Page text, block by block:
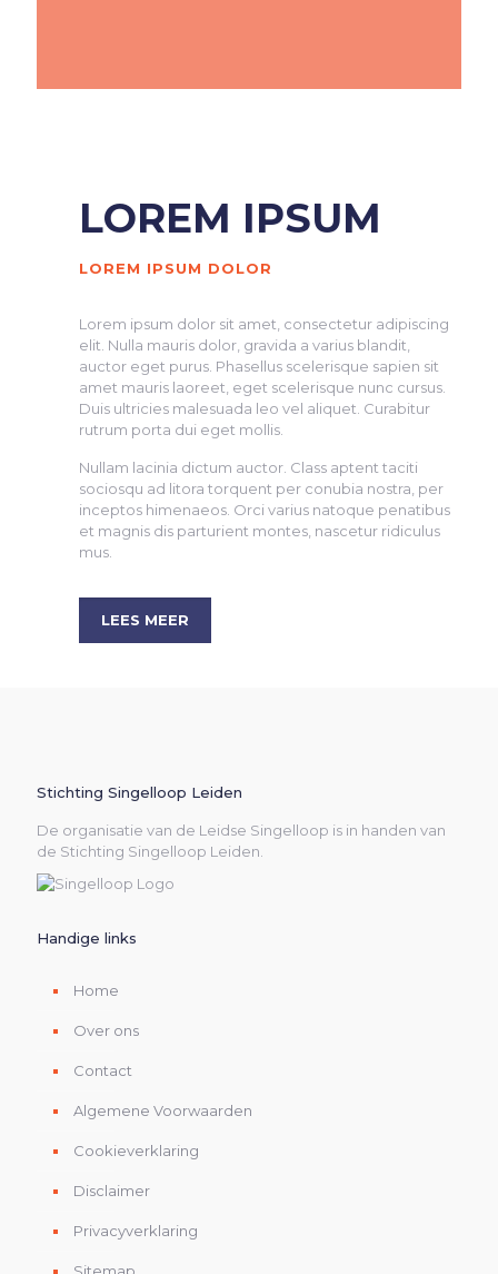
LOREM IPSUM
LOREM IPSUM DOLOR
Lorem ipsum dolor sit amet, consectetur adipiscing
elit. Nulla mauris dolor, gravida a varius blandit,
auctor eget purus. Phasellus scelerisque sapien sit
amet mauris laoreet, eget scelerisque nunc cursus.
Duis ultricies malesuada leo vel aliquet. Curabitur
rutrum porta dui eget mollis.
Nullam lacinia dictum auctor. Class aptent taciti
sociosqu ad litora torquent per conubia nostra, per
inceptos himenaeos. Orci varius natoque penatibus
et magnis dis parturient montes, nascetur ridiculus
mus.
LEES MEER
Stichting Singelloop Leiden
De organisatie van de Leidse Singelloop is in handen van
de Stichting Singelloop Leiden.
Handige links
Home
Over ons
Contact
Algemene Voorwaarden
Cookieverklaring
Disclaimer
Privacyverklaring